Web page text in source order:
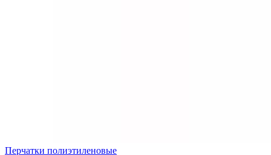
Перчатки полиэтиленовые